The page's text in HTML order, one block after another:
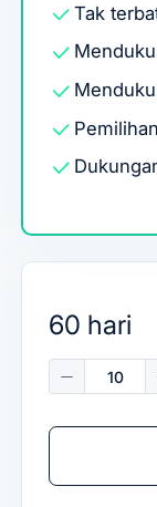
Tak
60 hari